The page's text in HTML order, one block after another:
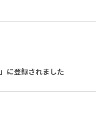
に登録されました